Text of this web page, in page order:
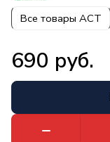
Все товары АСТ
690 руб.